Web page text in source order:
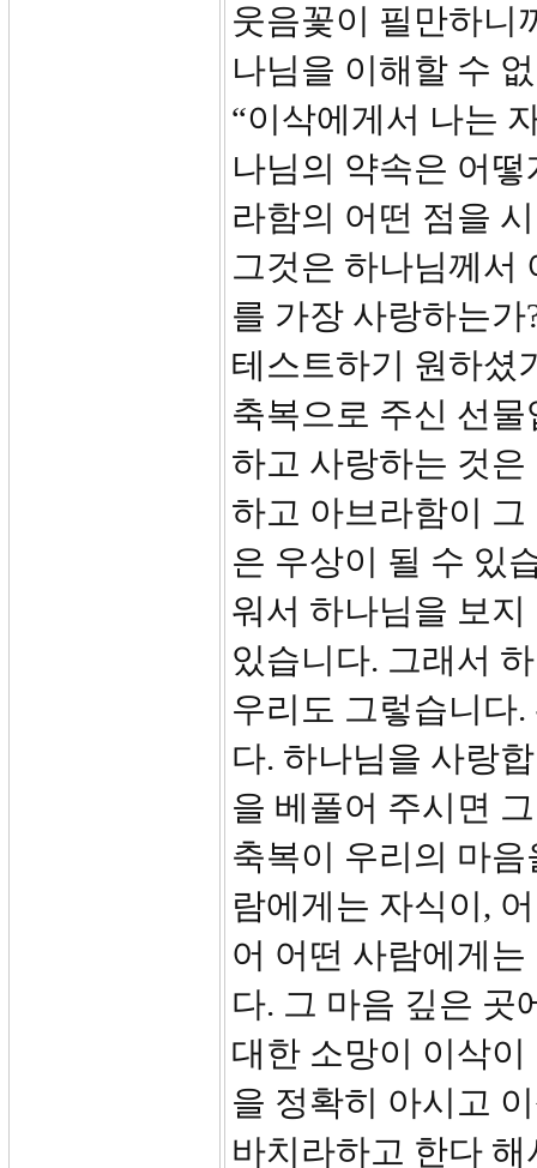
웃음꽃이 필만하니
나님을 이해할 수
“이삭에게서 나는
나님의 약속은 어
라함의 어떤 점을
그것은 하나님께서
를 가장 사랑하는
테스트하기 원하셨
축복으로 주신 선
하고 사랑하는 것
하고 아브라함이
은 우상이 될 수 있
워서 하나님을 보
있습니다. 그래서
우리도 그렇습니다
다. 하나님을 사랑
을 베풀어 주시면
축복이 우리의 마
람에게는 자식이,
어 어떤 사람에게
다. 그 마음 깊은 곳
대한 소망이 이삭
을 정확히 아시고
바치라하고 한다